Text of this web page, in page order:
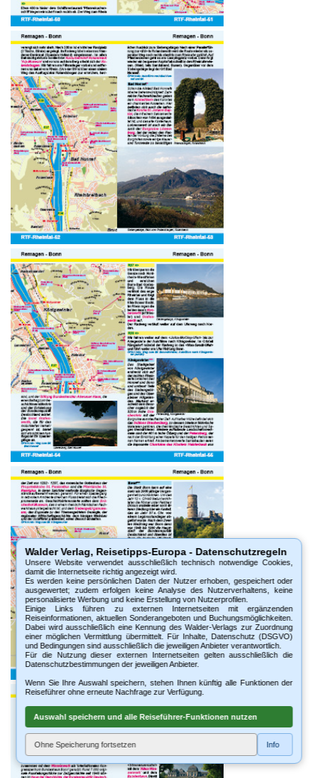
Walder Verlag, Reisetipps-Europa - Datenschutzregeln
Unsere Website verwendet ausschließlich technisch notwendige Cookies,
damit die Internetseite richtig angezeigt wird.
Es werden keine persönlichen Daten der Nutzer erhoben, gespeichert oder
ausgewertet; zudem erfolgen keine Analyse des Nutzerverhaltens, keine
personalisierte Werbung und keine Erstellung von Nutzerprofilen.
Einige Links führen zu externen Internetseiten mit ergänzenden
Reiseinformationen, aktuellen Sonderangeboten und Buchungsmöglichkeiten.
Dabei wird ausschließlich eine Kennung des Walder-Verlags zur Zuordnung
einer möglichen Vermittlung übermittelt. Für Inhalte, Datenschutz (DSGVO)
und Bedingungen sind ausschließlich die jeweiligen Anbieter verantwortlich.
Für die Nutzung dieser externen Internetseiten gelten ausschließlich die
Datenschutzbestimmungen der jeweiligen Anbieter.
Wenn Sie Ihre Auswahl speichern, stehen Ihnen künftig alle Funktionen der
Reiseführer ohne erneute Nachfrage zur Verfügung.
Auswahl speichern und alle Reiseführer-Funktionen nutzen
Ohne Speicherung fortsetzen Info